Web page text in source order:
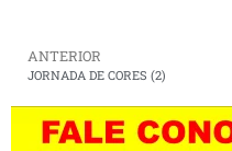
ANTERIOR
JORNADA DE CORES (2)